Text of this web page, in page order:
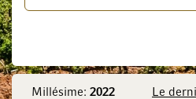
Millésime: 2022 Le